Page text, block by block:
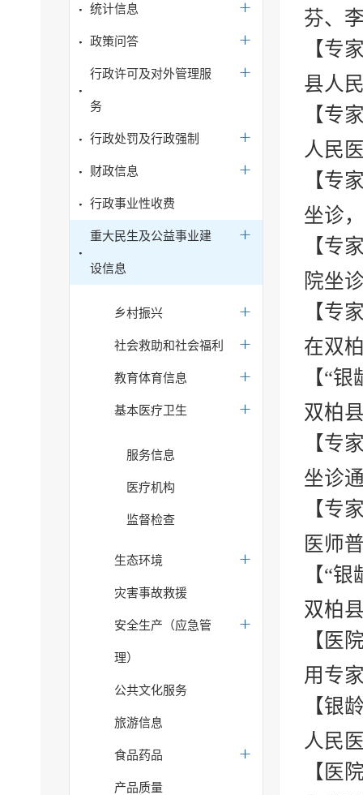
统计信息
政策问答
行政许可及对外管理服
务
行政处罚及行政强制
财政信息
行政事业性收费
重大民生及公益事业建
设信息
乡村振兴
社会救助和社会福利
教育体育信息
基本医疗卫生
服务信息
医疗机构
监督检查
生态环境
灾害事故救援
安全生产（应急管
理）
公共文化服务
旅游信息
食品药品
产品质量
芬、
【专
县人
【专
人民
【专
坐诊
【专
院坐
【专
在双
【“
双柏
【专
坐诊
【专
医师
【“
双柏
【医
用专
【银
人民
【医